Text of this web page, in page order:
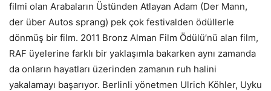
filmi olan Arabaların Üstünden Atlayan Adam (Der Mann,
der über Autos sprang) pek çok festivalden ödüllerle
dönmüş bir film. 2011 Bronz Alman Film Ödülü’nü alan film,
RAF üyelerine farklı bir yaklaşımla bakarken aynı zamanda
da onların hayatları üzerinden zamanın ruh halini
yakalamayı başarıyor. Berlinli yönetmen Ulrich Köhler, Uyku